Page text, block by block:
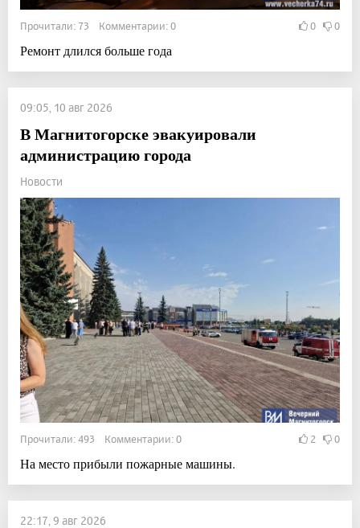
Прочитали: 73 Комментарии: 0 0 0
Ремонт длился больше года
09:05, 10 авг 2026
В Магнитогорске эвакуировали
администрацию города
Новости
Прочитали: 493 Комментарии: 0 2 0
На место прибыли пожарные машины.
22:17, 9 авг 2026